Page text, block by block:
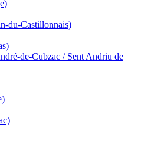
du-Castillonnais)
de-Cubzac / Sent Andriu de